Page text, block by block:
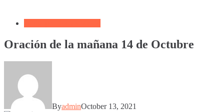
Oración de la mañana 14 de Octubre
ByadminOctober 13, 2021